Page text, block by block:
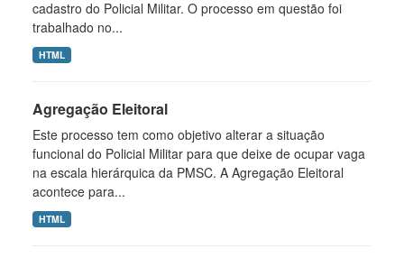
cadastro do Policial Militar. O processo em questão foi
trabalhado no...
HTML
Agregação Eleitoral
Este processo tem como objetivo alterar a situação
funcional do Policial Militar para que deixe de ocupar vaga
na escala hierárquica da PMSC. A Agregação Eleitoral
acontece para...
HTML